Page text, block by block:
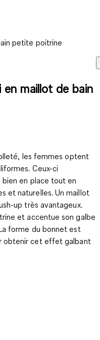
petite poitrine
maillot de bain
les femmes optent
Ceux-ci
en place tout en
et naturelles. Un maillot
up très avantageux.
et accentue son galbe
forme du bonnet est
obtenir cet effet galbant
parmi notre sélection
légèrement rembourré.
populaires
sensation de